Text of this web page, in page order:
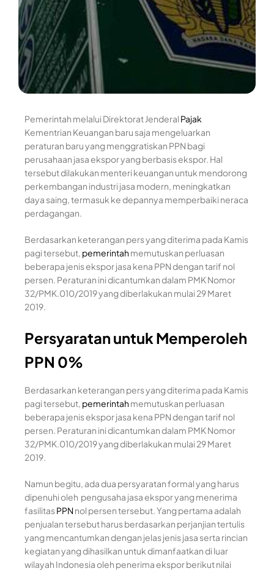
Pemerintah melalui Direktorat Jenderal Pajak
Kementrian Keuangan baru saja mengeluarkan
peraturan baru yang menggratiskan PPN bagi
perusahaan jasa ekspor yang berbasis ekspor. Hal
tersebut dilakukan menteri keuangan untuk mendorong
perkembangan industri jasa modern, meningkatkan
daya saing, termasuk ke depannya memperbaiki neraca
perdagangan.
Berdasarkan keterangan pers yang diterima pada Kamis
pagi tersebut, pemerintahmemutuskan perluasan
beberapa jenis ekspor jasa kena PPN dengan tarif nol
persen. Peraturan ini dicantumkan dalam PMK Nomor
32/PMK.010/2019 yang diberlakukan mulai 29 Maret
2019.
Persyaratan untuk Memperoleh
PPN 0%
Berdasarkan keterangan pers yang diterima pada Kamis
pagi tersebut, pemerintahmemutuskan perluasan
beberapa jenis ekspor jasa kena PPN dengan tarif nol
persen. Peraturan ini dicantumkan dalam PMK Nomor
32/PMK.010/2019 yang diberlakukan mulai 29 Maret
2019.
Namun begitu, ada dua persyaratan formal yang harus
dipenuhi oleh pengusaha jasa ekspor yang menerima
fasilitasPPN nol persen tersebut. Yang pertama adalah
penjualan tersebut harus berdasarkan perjanjian tertulis
yang mencantumkan dengan jelas jenis jasa serta rincian
kegiatan yang dihasilkan untuk dimanfaatkan di luar
wilayah Indonesia oleh penerima ekspor berikut nilai